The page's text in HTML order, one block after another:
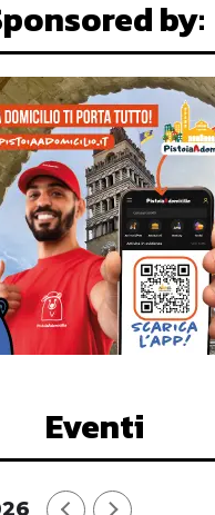
by:
Eventi